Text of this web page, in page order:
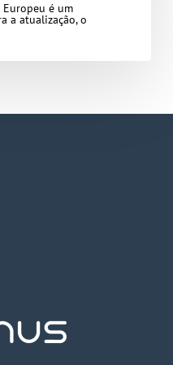
é um
a atualização, o